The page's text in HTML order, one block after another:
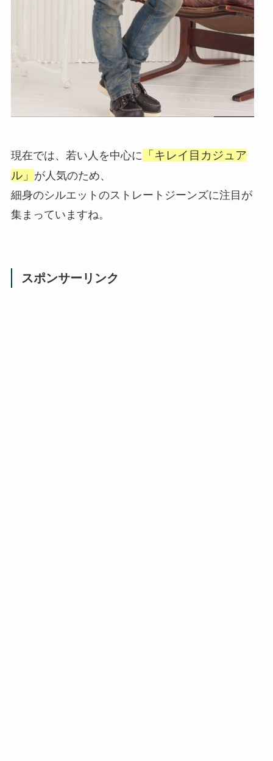
現在では、若い人を中心に 「キレイ目カジュア
ル」 が人気のため、
細身のシルエットのストレートジーンズに注目が
集まっていますね。
スポンサーリンク